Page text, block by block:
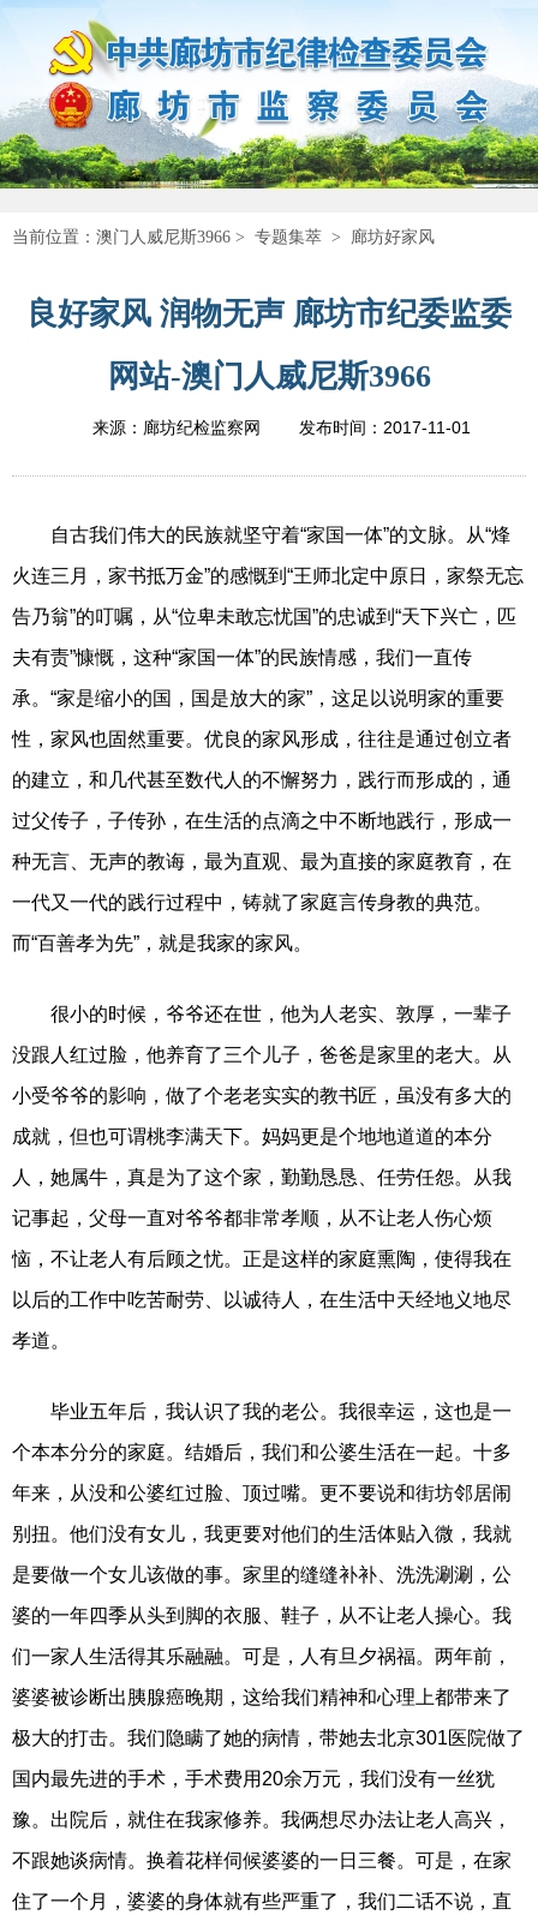
当前位置： 澳门人威尼斯3966 > 专题集萃 > 廊坊好家风
良好家风 润物无声 廊坊市纪委监委
网站-澳门人威尼斯3966
来源：廊坊纪检监察网 发布时间： 2017-11-01
自古我们伟大的民族就坚守着“家国一体”的文脉。从“烽
火连三月，家书抵万金”的感慨到“王师北定中原日，家祭无忘
告乃翁”的叮嘱，从“位卑未敢忘忧国”的忠诚到“天下兴亡，匹
夫有责”慷慨，这种“家国一体”的民族情感，我们一直传
承。“家是缩小的国，国是放大的家”，这足以说明家的重要
性，家风也固然重要。优良的家风形成，往往是通过创立者
的建立，和几代甚至数代人的不懈努力，践行而形成的，通
过父传子，子传孙，在生活的点滴之中不断地践行，形成一
种无言、无声的教诲，最为直观、最为直接的家庭教育，在
一代又一代的践行过程中，铸就了家庭言传身教的典范。
而“百善孝为先”，就是我家的家风。
很小的时候，爷爷还在世，他为人老实、敦厚，一辈子
没跟人红过脸，他养育了三个儿子，爸爸是家里的老大。从
小受爷爷的影响，做了个老老实实的教书匠，虽没有多大的
成就，但也可谓桃李满天下。妈妈更是个地地道道的本分
人，她属牛，真是为了这个家，勤勤恳恳、任劳任怨。从我
记事起，父母一直对爷爷都非常孝顺，从不让老人伤心烦
恼，不让老人有后顾之忧。正是这样的家庭熏陶，使得我在
以后的工作中吃苦耐劳、以诚待人，在生活中天经地义地尽
孝道。
毕业五年后，我认识了我的老公。我很幸运，这也是一
个本本分分的家庭。结婚后，我们和公婆生活在一起。十多
年来，从没和公婆红过脸、顶过嘴。更不要说和街坊邻居闹
别扭。他们没有女儿，我更要对他们的生活体贴入微，我就
是要做一个女儿该做的事。家里的缝缝补补、洗洗涮涮，公
婆的一年四季从头到脚的衣服、鞋子，从不让老人操心。我
们一家人生活得其乐融融。可是，人有旦夕祸福。两年前，
婆婆被诊断出胰腺癌晚期，这给我们精神和心理上都带来了
极大的打击。我们隐瞒了她的病情，带她去北京301医院做了
国内最先进的手术，手术费用20余万元，我们没有一丝犹
豫。出院后，就住在我家修养。我俩想尽办法让老人高兴，
不跟她谈病情。换着花样伺候婆婆的一日三餐。可是，在家
住了一个月，婆婆的身体就有些严重了，我们二话不说，直